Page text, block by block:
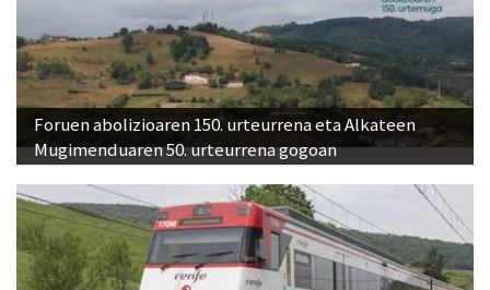
Foruen abolizioaren 150. urteurrena eta Alkateen
Mugimenduaren 50. urteurrena gogoan